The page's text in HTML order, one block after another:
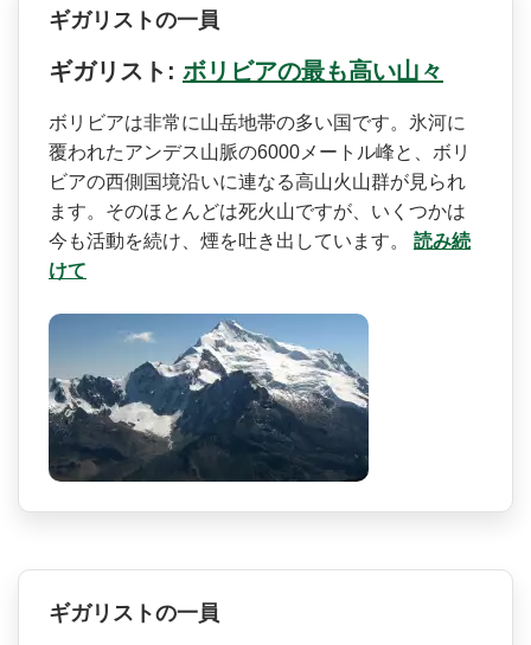
ギガリストの一員
ギガリスト: ボリビアの最も高い山々
ボリビアは非常に山岳地帯の­多い国です。氷河に
覆われたアンデス山脈の6000­メートル峰と、ボリ
ビアの西側国境沿いに連なる高山­火山群が見られ
ます。そのほとんどは死火山ですが、­いくつかは
今も活動を続け、煙を吐き出しています。 読み続
けて
ギガリストの一員